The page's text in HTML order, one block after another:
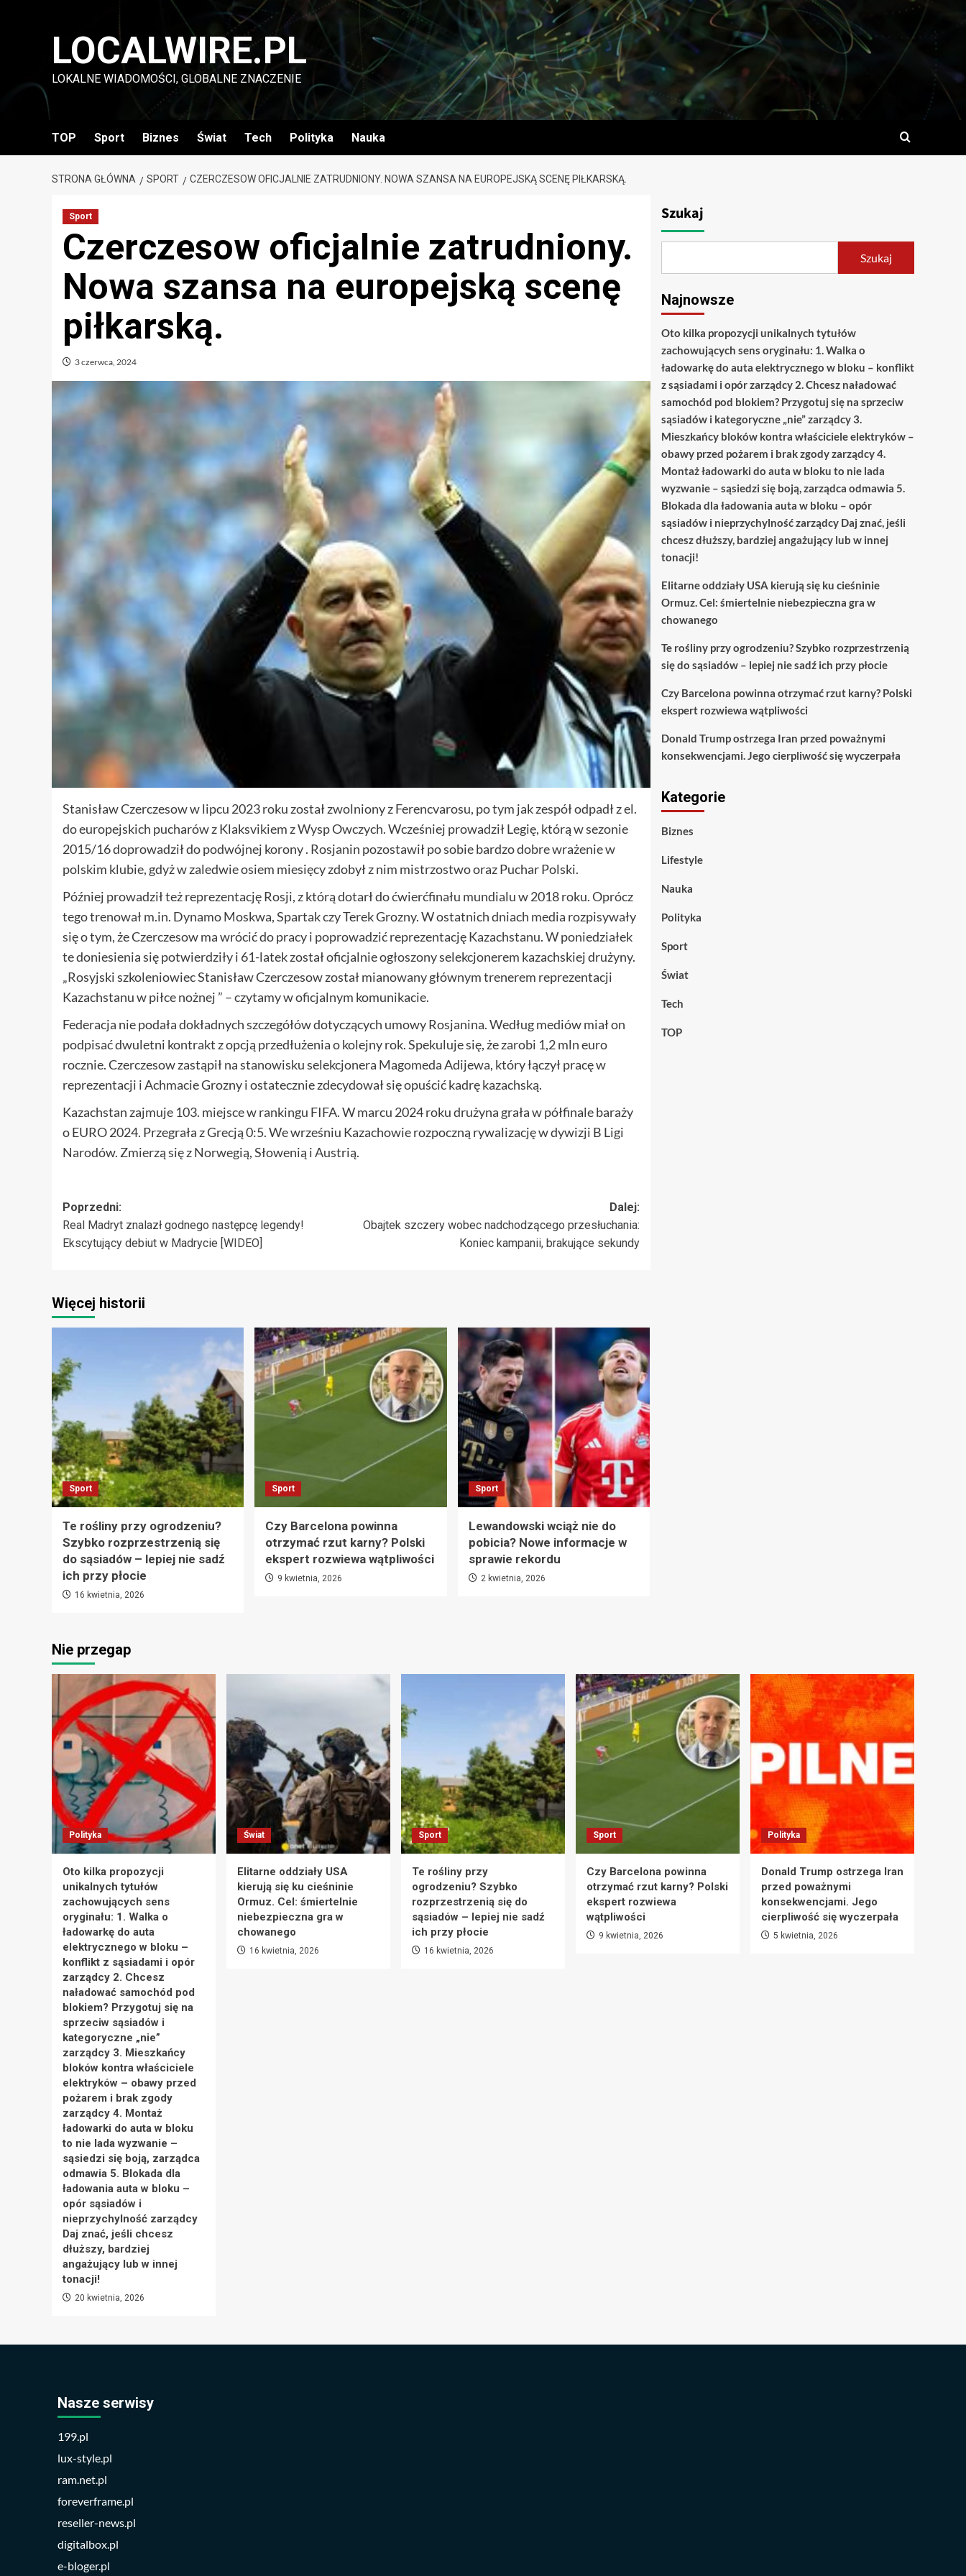
LOCALWIRE.PL
LOKALNE WIADOMOŚCI, GLOBALNE ZNACZENIE
TOP Sport Biznes Świat Tech Polityka Nauka
STRONA GŁÓWNA SPORT CZERCZESOW OFICJALNIE ZATRUDNIONY. NOWA SZANSA NA EUROPEJSKĄ SCENĘ PIŁKARSKĄ.
Sport
Czerczesow oficjalnie zatrudniony.
Nowa szansa na europejską scenę
piłkarską.
3 czerwca, 2024
Stanisław Czerczesow w lipcu 2023 roku został zwolniony z Ferencvarosu, po tym jak zespół odpadł z el.
do europejskich pucharów z Klaksvikiem z Wysp Owczych. Wcześniej prowadził Legię, którą w sezonie
2015/16 doprowadził do podwójnej korony . Rosjanin pozostawił po sobie bardzo dobre wrażenie w
polskim klubie, gdyż w zaledwie osiem miesięcy zdobył z nim mistrzostwo oraz Puchar Polski.
Później prowadził też reprezentację Rosji, z którą dotarł do ćwierćfinału mundialu w 2018 roku. Oprócz
tego trenował m.in. Dynamo Moskwa, Spartak czy Terek Grozny. W ostatnich dniach media rozpisywały
się o tym, że Czerczesow ma wrócić do pracy i poprowadzić reprezentację Kazachstanu. W poniedziałek
te doniesienia się potwierdziły i 61-latek został oficjalnie ogłoszony selekcjonerem kazachskiej drużyny.
„Rosyjski szkoleniowiec Stanisław Czerczesow został mianowany głównym trenerem reprezentacji
Kazachstanu w piłce nożnej ” – czytamy w oficjalnym komunikacie.
Federacja nie podała dokładnych szczegółów dotyczących umowy Rosjanina. Według mediów miał on
podpisać dwuletni kontrakt z opcją przedłużenia o kolejny rok. Spekuluje się, że zarobi 1,2 mln euro
rocznie. Czerczesow zastąpił na stanowisku selekcjonera Magomeda Adijewa, który łączył pracę w
reprezentacji i Achmacie Grozny i ostatecznie zdecydował się opuścić kadrę kazachską.
Kazachstan zajmuje 103. miejsce w rankingu FIFA. W marcu 2024 roku drużyna grała w półfinale baraży
o EURO 2024. Przegrała z Grecją 0:5. We wrześniu Kazachowie rozpoczną rywalizację w dywizji B Ligi
Narodów. Zmierzą się z Norwegią, Słowenią i Austrią.
Zobacz
wpisy
Poprzedni:
Real Madryt znalazł godnego następcę legendy!
Ekscytujący debiut w Madrycie [WIDEO]
Dalej:
Obajtek szczery wobec nadchodzącego przesłuchania:
Koniec kampanii, brakujące sekundy
Więcej historii
Sport
Te rośliny przy ogrodzeniu?
Szybko rozprzestrzenią się
do sąsiadów – lepiej nie sadź
ich przy płocie
16 kwietnia, 2026
Sport
Czy Barcelona powinna
otrzymać rzut karny? Polski
ekspert rozwiewa wątpliwości
9 kwietnia, 2026
Sport
Lewandowski wciąż nie do
pobicia? Nowe informacje w
sprawie rekordu
2 kwietnia, 2026
Szukaj
Szukaj
Najnowsze
Oto kilka propozycji unikalnych tytułów
zachowujących sens oryginału: 1. Walka o
ładowarkę do auta elektrycznego w bloku – konflikt
z sąsiadami i opór zarządcy 2. Chcesz naładować
samochód pod blokiem? Przygotuj się na sprzeciw
sąsiadów i kategoryczne „nie” zarządcy 3.
Mieszkańcy bloków kontra właściciele elektryków –
obawy przed pożarem i brak zgody zarządcy 4.
Montaż ładowarki do auta w bloku to nie lada
wyzwanie – sąsiedzi się boją, zarządca odmawia 5.
Blokada dla ładowania auta w bloku – opór
sąsiadów i nieprzychylność zarządcy Daj znać, jeśli
chcesz dłuższy, bardziej angażujący lub w innej
tonacji!
Elitarne oddziały USA kierują się ku cieśninie
Ormuz. Cel: śmiertelnie niebezpieczna gra w
chowanego
Te rośliny przy ogrodzeniu? Szybko rozprzestrzenią
się do sąsiadów – lepiej nie sadź ich przy płocie
Czy Barcelona powinna otrzymać rzut karny? Polski
ekspert rozwiewa wątpliwości
Donald Trump ostrzega Iran przed poważnymi
konsekwencjami. Jego cierpliwość się wyczerpała
Kategorie
Biznes
Lifestyle
Nauka
Polityka
Sport
Świat
Tech
TOP
Nie przegap
Polityka
Oto kilka propozycji
unikalnych tytułów
zachowujących sens
oryginału: 1. Walka o
ładowarkę do auta
elektrycznego w bloku –
konflikt z sąsiadami i opór
zarządcy 2. Chcesz
naładować samochód pod
blokiem? Przygotuj się na
sprzeciw sąsiadów i
kategoryczne „nie”
zarządcy 3. Mieszkańcy
bloków kontra właściciele
elektryków – obawy przed
pożarem i brak zgody
zarządcy 4. Montaż
ładowarki do auta w bloku
to nie lada wyzwanie –
sąsiedzi się boją, zarządca
odmawia 5. Blokada dla
ładowania auta w bloku –
opór sąsiadów i
nieprzychylność zarządcy
Daj znać, jeśli chcesz
dłuższy, bardziej
angażujący lub w innej
tonacji!
20 kwietnia, 2026
Świat
Elitarne oddziały USA
kierują się ku cieśninie
Ormuz. Cel: śmiertelnie
niebezpieczna gra w
chowanego
16 kwietnia, 2026
Sport
Te rośliny przy
ogrodzeniu? Szybko
rozprzestrzenią się do
sąsiadów – lepiej nie sadź
ich przy płocie
16 kwietnia, 2026
Sport
Czy Barcelona powinna
otrzymać rzut karny? Polski
ekspert rozwiewa
wątpliwości
9 kwietnia, 2026
Polityka
Donald Trump ostrzega Iran
przed poważnymi
konsekwencjami. Jego
cierpliwość się wyczerpała
5 kwietnia, 2026
Nasze serwisy
199.pl
lux-style.pl
ram.net.pl
foreverframe.pl
reseller-news.pl
digitalbox.pl
e-bloger.pl